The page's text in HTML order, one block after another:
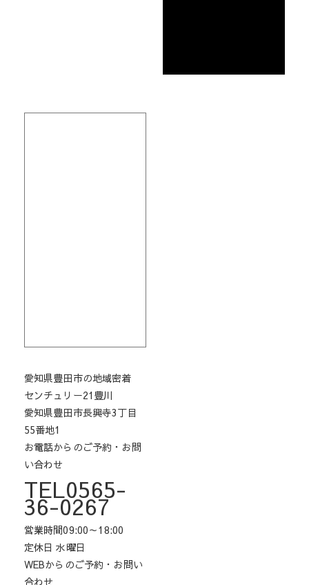
愛知県豊田市の地域密着
センチュリー21豊川
愛知県豊田市長興寺3丁目
55番地1
お電話からのご予約・お問
い合わせ
TEL0565-
36-0267
営業時間09:00～18:00
定休日 水曜日
WEBからのご予約・お問い
合わせ